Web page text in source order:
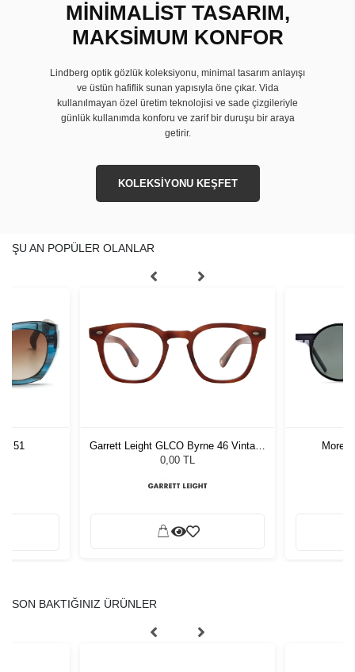
MİNİMALİST TASARIM,
MAKSİMUM KONFOR
Lindberg optik gözlük koleksiyonu, minimal tasarım anlayışı
ve üstün hafiflik sunan yapısıyla öne çıkar. Vida
kullanılmayan özel üretim teknolojisi ve sade çizgileriyle
günlük kullanımda konforu ve zarif bir duruşu bir araya
getirir.
KOLEKSİYONU KEŞFET
ŞU AN POPÜLER OLANLAR
51
Garrett Leight GLCO Byrne 46 Vintage
Burnt Tortoise
0,00 TL
Morel
SON BAKTIĞINIZ ÜRÜNLER